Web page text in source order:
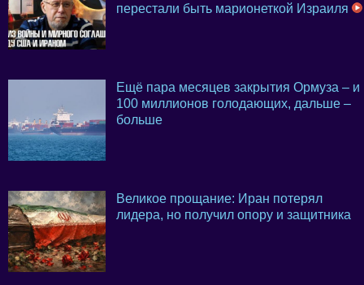
перестали быть марионеткой Израиля
Ещё пара месяцев закрытия Ормуза – и
100 миллионов голодающих, дальше –
больше
Великое прощание: Иран потерял
лидера, но получил опору и защитника